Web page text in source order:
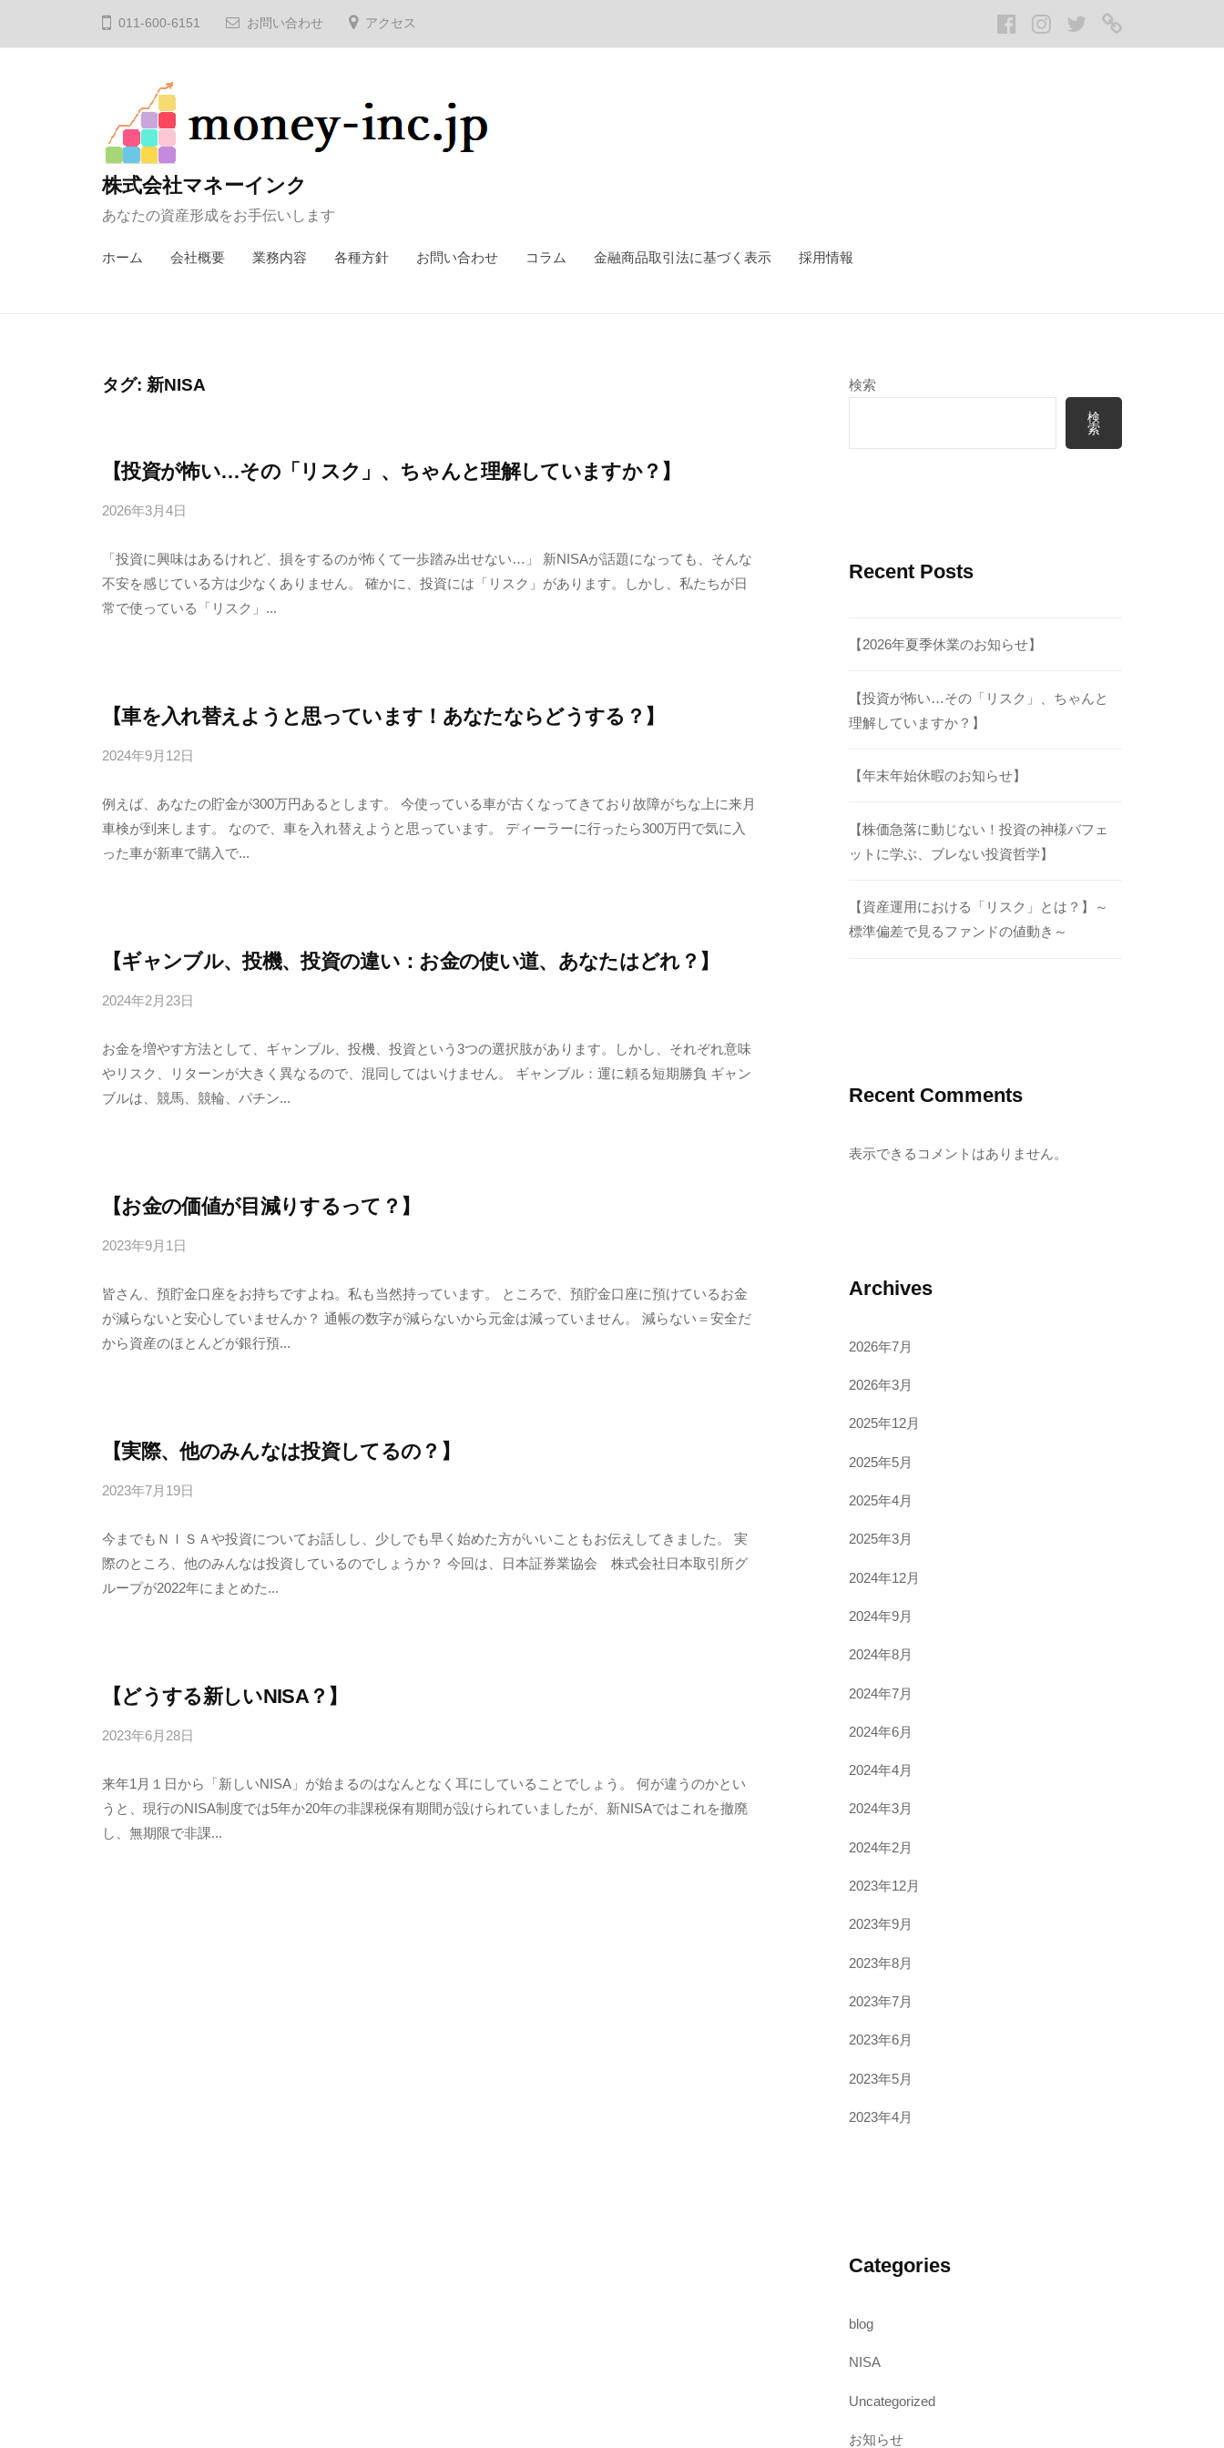
011-600-6151 お問い合わせ アクセス Facebook
Instagram
twitterLINE
株式会社マネーインク
あなたの資産形成をお手伝いします
ホーム 会社概要 業務内容 各種方針 お問い合わせ コラム 金融商品取引法に基づく表示 採用情報
タグ: 新NISA
【投資が怖い…その「リスク」、ちゃんと理解していますか？】
2026年3月4日
4
6
3
k
「投資に興味はあるけれど、損をするのが怖くて一歩踏み出せない…」 新NISAが話題になっても、そんな
不安を感じている方は少なくありません。 確かに、投資には「リスク」があります。しかし、私たちが日
常で使っている「リスク」...
【車を入れ替えようと思っています！あなたならどうする？】
2024年9月12日
4
6
3
k
例えば、あなたの貯金が300万円あるとします。 今使っている車が古くなってきており故障がちな上に来月
車検が到来します。 なので、車を入れ替えようと思っています。 ディーラーに行ったら300万円で気に入
った車が新車で購入で...
【ギャンブル、投機、投資の違い：お金の使い道、あなたはどれ？】
2024年2月23日
4
6
3
k
お金を増やす方法として、ギャンブル、投機、投資という3つの選択肢があります。しかし、それぞれ意味
やリスク、リターンが大きく異なるので、混同してはいけません。 ギャンブル：運に頼る短期勝負 ギャン
ブルは、競馬、競輪、パチン...
【お金の価値が目減りするって？】
2023年9月1日
4
6
3
k
皆さん、預貯金口座をお持ちですよね。私も当然持っています。 ところで、預貯金口座に預けているお金
が減らないと安心していませんか？ 通帳の数字が減らないから元金は減っていません。 減らない＝安全だ
から資産のほとんどが銀行預...
【実際、他のみんなは投資してるの？】
2023年7月19日
4
6
3
k
今までもＮＩＳＡや投資についてお話しし、少しでも早く始めた方がいいこともお伝えしてきました。 実
際のところ、他のみんなは投資しているのでしょうか？ 今回は、日本証券業協会 株式会社日本取引所グ
ループが2022年にまとめた...
【どうする新しいNISA？】
2023年6月28日
4
6
3
来年1月１日から「新しいNISA」が始まるのはなんとなく耳にしていることでしょう。 何が違うのかとい
うと、現行のNISA制度では5年か20年の非課税保有期間が設けられていましたが、新NISAではこれを撤廃
し、無期限で非課...
検索
検
索
Recent Posts
【2026年夏季休業のお知らせ】
【投資が怖い…その「リスク」、ちゃんと
理解していますか？】
【年末年始休暇のお知らせ】
【株価急落に動じない！投資の神様バフェ
ットに学ぶ、ブレない投資哲学】
【資産運用における「リスク」とは？】～
標準偏差で見るファンドの値動き～
Recent Comments
表示できるコメントはありません。
Archives
2026年7月
2026年3月
2025年12月
2025年5月
2025年4月
2025年3月
2024年12月
2024年9月
2024年8月
2024年7月
2024年6月
2024年4月
2024年3月
2024年2月
2023年12月
2023年9月
2023年8月
2023年7月
2023年6月
2023年5月
2023年4月
Categories
blog
NISA
Uncategorized
お知らせ